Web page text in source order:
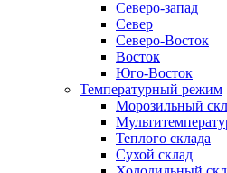
Северо-запад
Север
Северо-Восток
Восток
Юго-Восток
Температурный режим
Морозильный
Теплого склада
Сухой склад